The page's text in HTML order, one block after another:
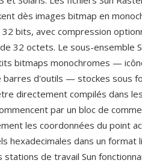
dès images bitmap en
bits, avec compression
32 octets. Le sous-ensemble
bitmaps monochromes —
barres d'outils — stockes sous
directement compilés dans
par un bloc de
les coordonnées du point
hexadecimales dans un format
de travail Sun